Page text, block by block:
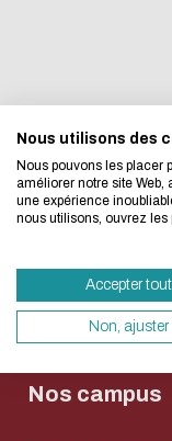
Nos campus
Nous utilisons des
Nous pouvons les placer
améliorer notre site
une expérience
nous utilisons, ouvrez les
Accepter tout
Non, ajuster